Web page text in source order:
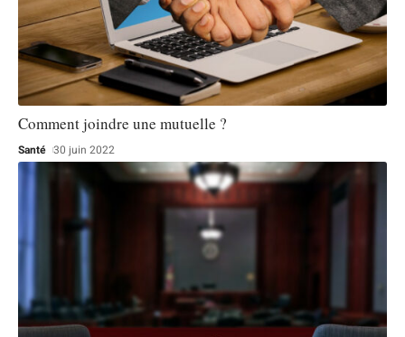
Comment joindre une mutuelle ?
Santé 30 juin 2022